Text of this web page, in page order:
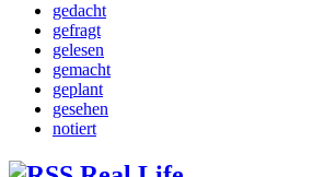
gedacht
gefragt
gelesen
gemacht
geplant
gesehen
notiert